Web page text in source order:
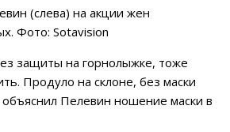
(слева) на акции жен
Фото: Sotavision
защиты на горнолыжке, тоже
Продуло на склоне, без маски
объяснил Пелевин ношение маски в